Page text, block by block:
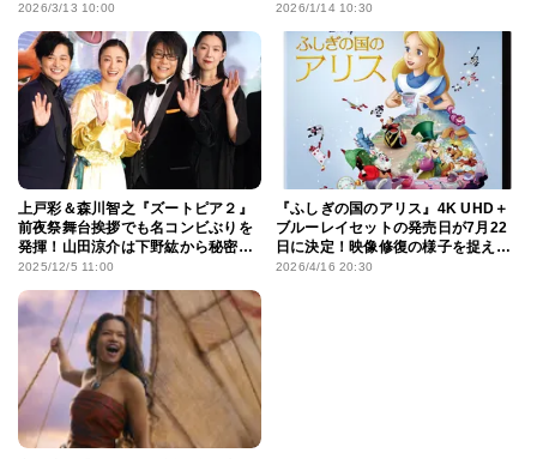
コンテンツも満載
2026/3/13 10:00 きるのか？
2026/1/14 10:30
上戸彩＆森川智之『ズートピア２』
前夜祭舞台挨拶でも名コンビぶりを
発揮！山田涼介は下野紘から秘密を
暴露されタジタジ!?
2025/12/5 11:00
『ふしぎの国のアリス』4K UHD＋
ブルーレイセットの発売日が7月22
日に決定！映像修復の様子を捉えた
貴重な映像が公開
2026/4/16 20:30